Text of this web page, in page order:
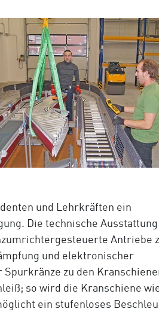
und Lehrkräften ein
Die technische Ausstattung
Antriebe
und elektronischer
zu den
so wird die Kranschiene
ein stufenloses